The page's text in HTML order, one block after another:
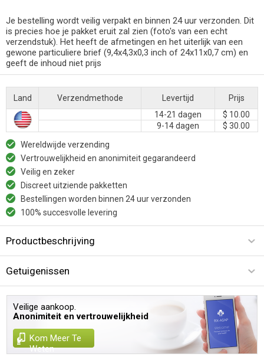
Je bestelling wordt veilig verpakt en binnen 24 uur verzonden. Dit
is precies hoe je pakket eruit zal zien (foto's van een echt
verzendstuk). Het heeft de afmetingen en het uiterlijk van een
gewone particuliere brief (9,4x4,3x0,3 inch of 24x11x0,7 cm) en
geeft de inhoud niet prijs
Land Verzendmethode Levertijd
Prijs
14-21 dagen
$ 10.00
9-14 dagen
$ 30.00
Wereldwijde verzending
Vertrouwelijkheid en anonimiteit gegarandeerd
Veilig en zeker
Discreet uitziende pakketten
Bestellingen worden binnen 24 uur verzonden
100% succesvolle levering
Productbeschrijving
Getuigenissen
Veilige aankoop.
Anonimiteit en vertrouwelijkheid
Kom Meer Te
Weten